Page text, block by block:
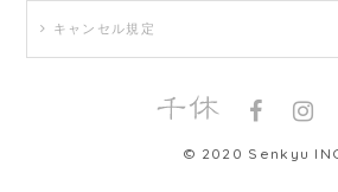
© 2020 Senkyu
キャンセル規定